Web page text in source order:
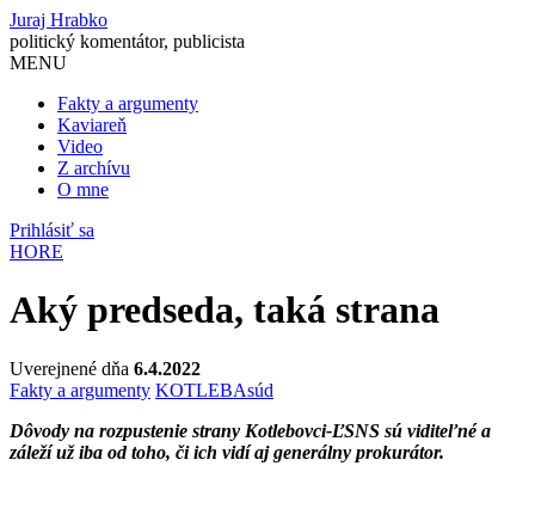
Juraj Hrabko
politický komentátor, publicista
MENU
Fakty a argumenty
Kaviareň
Video
Z archívu
O mne
Prihlásiť sa
HORE
Aký predseda, taká strana
Uverejnené dňa 6.4.2022
Fakty a argumenty KOTLEBAsúd
Dôvody na rozpustenie strany Kotlebovci-ĽSNS sú viditeľné a
záleží už iba od toho, či ich vidí aj generálny prokurátor.